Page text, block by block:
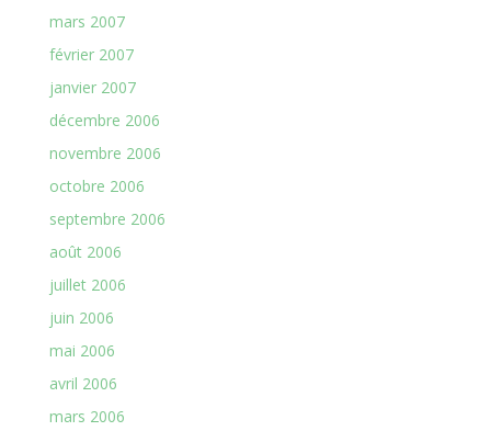
mars 2007
février 2007
janvier 2007
décembre 2006
novembre 2006
octobre 2006
septembre 2006
août 2006
juillet 2006
juin 2006
mai 2006
avril 2006
mars 2006